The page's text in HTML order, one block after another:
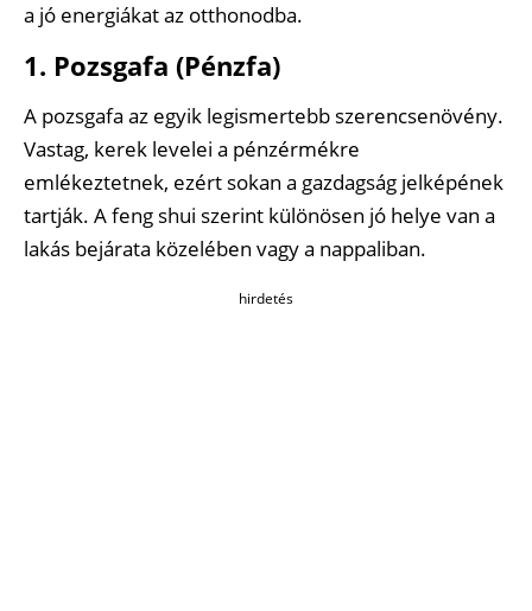
a jó energiákat az otthonodba.
1. Pozsgafa (Pénzfa)
A pozsgafa az egyik legismertebb szerencsenövény.
Vastag, kerek levelei a pénzérmékre
emlékeztetnek, ezért sokan a gazdagság jelképének
tartják. A feng shui szerint különösen jó helye van a
lakás bejárata közelében vagy a nappaliban.
hirdetés